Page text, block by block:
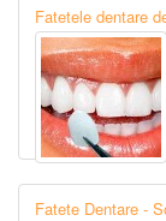
Fatetele dentare
Fatete Dentare -